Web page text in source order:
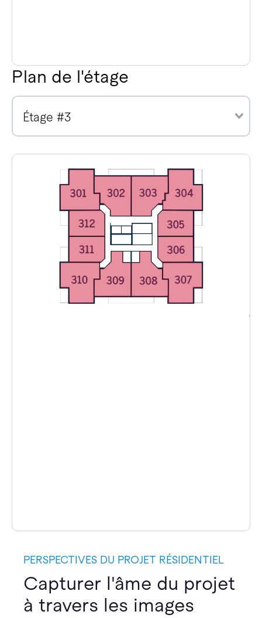
Plan de l'étage
Étage #3
PERSPECTIVES DU PROJET RÉSIDENTIEL
Capturer l'âme du projet
à travers les images